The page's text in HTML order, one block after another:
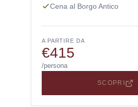
Cena al Borgo Antico
A PARTIRE DA
€415
/persona
SCOPRI